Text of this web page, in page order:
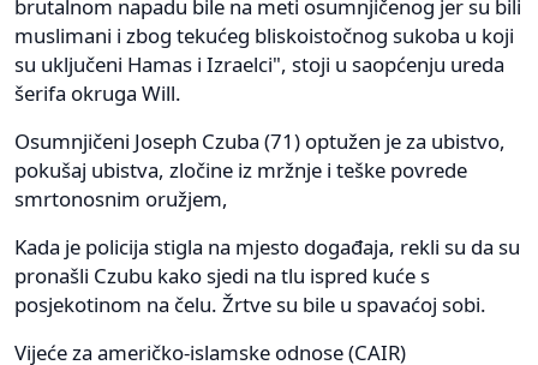
brutalnom napadu bile na meti osumnjičenog jer su bili
muslimani i zbog tekućeg bliskoistočnog sukoba u koji
su uključeni Hamas i Izraelci", stoji u saopćenju ureda
šerifa okruga Will.
Osumnjičeni Joseph Czuba (71) optužen je za ubistvo,
pokušaj ubistva, zločine iz mržnje i teške povrede
smrtonosnim oružjem,
Kada je policija stigla na mjesto događaja, rekli su da su
pronašli Czubu kako sjedi na tlu ispred kuće s
posjekotinom na čelu. Žrtve su bile u spavaćoj sobi.
Vijeće za američko-islamske odnose (CAIR)